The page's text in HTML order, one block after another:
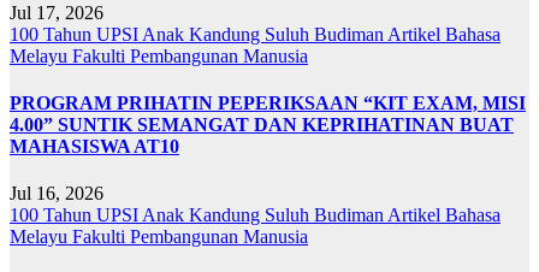
Jul 17, 2026
100 Tahun UPSI Anak Kandung Suluh Budiman Artikel Bahasa
Melayu Fakulti Pembangunan Manusia
PROGRAM PRIHATIN PEPERIKSAAN “KIT EXAM, MISI
4.00” SUNTIK SEMANGAT DAN KEPRIHATINAN BUAT
MAHASISWA AT10
Jul 16, 2026
100 Tahun UPSI Anak Kandung Suluh Budiman Artikel Bahasa
Melayu Fakulti Pembangunan Manusia